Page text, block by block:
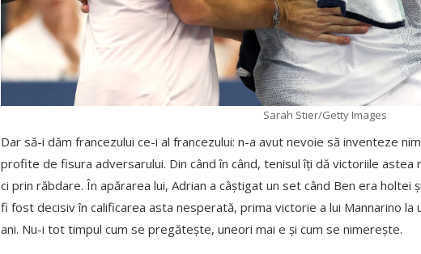
Sarah Stier/Getty Images
Dar să-i dăm francezului ce-i al francezului: n-a avut nevoie să inventeze
profite de fisura adversarului. Din când în când, tenisul îți dă victoriile
ci prin răbdare. În apărarea lui, Adrian a câștigat un set când Ben era holtei
fi fost decisiv în calificarea asta nesperată, prima victorie a lui Mannarino la
ani. Nu-i tot timpul cum se pregătește, uneori mai e și cum se nimerește.